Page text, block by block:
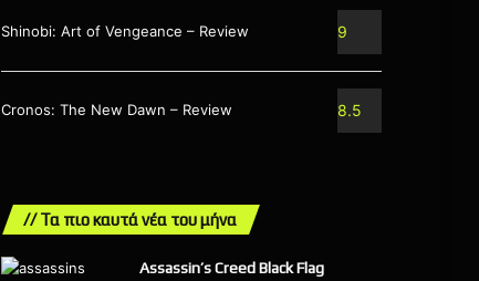
Shinobi: Art of Vengeance – Review 9
Cronos: The New Dawn – Review 8.5
// Τα πιο καυτά νέα του μήνα
Assassin’s Creed Black Flag